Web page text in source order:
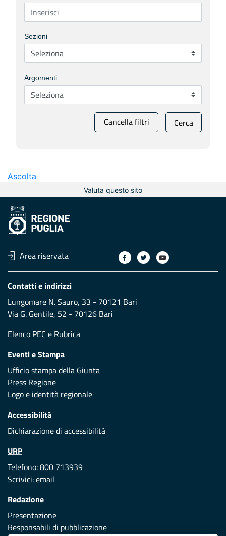
Sezioni
Argomenti
Cancella filtri Cerca
Ascolta
Valuta questo sito
Area riservata
Contatti e indirizzi
Lungomare N. Sauro, 33 - 70121 Bari
Via G. Gentile, 52 - 70126 Bari
Elenco PEC e Rubrica
Eventi e Stampa
Ufficio stampa della Giunta
Press Regione
Logo e identità regionale
Accessibilità
Dichiarazione di accessibilità
URP
Telefono: 800 713939
Scrivici:email
Redazione
Presentazione
Responsabili di pubblicazione